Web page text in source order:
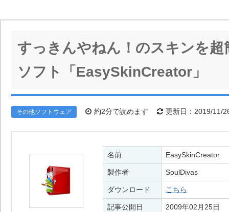
すっきんやねん！のスキンを超
ソフト「EasySkinCreator」
その他ソフトウェア 約2分で読めます 更新日：2019/11/
名前 EasySkinCreator
製作者 SoulDivas
ダウンロード こちら
記事公開日 2009年02月25日